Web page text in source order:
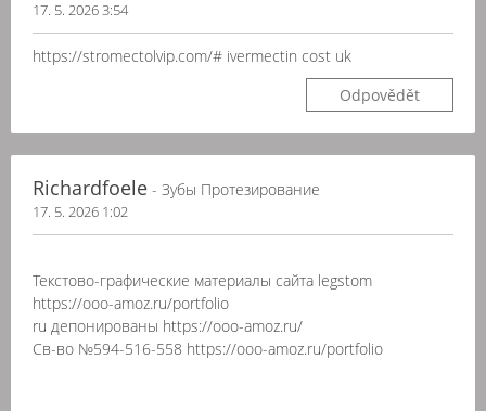
17. 5. 2026 3:54
https://stromectolvip.com/# ivermectin cost uk
Odpovědět
Richardfoele - Зубы Протезирование
17. 5. 2026 1:02
Текстово-графические материалы сайта legstom
https://ooo-amoz.ru/portfolio
ru депонированы https://ooo-amoz.ru/
Св-во №594-516-558 https://ooo-amoz.ru/portfolio